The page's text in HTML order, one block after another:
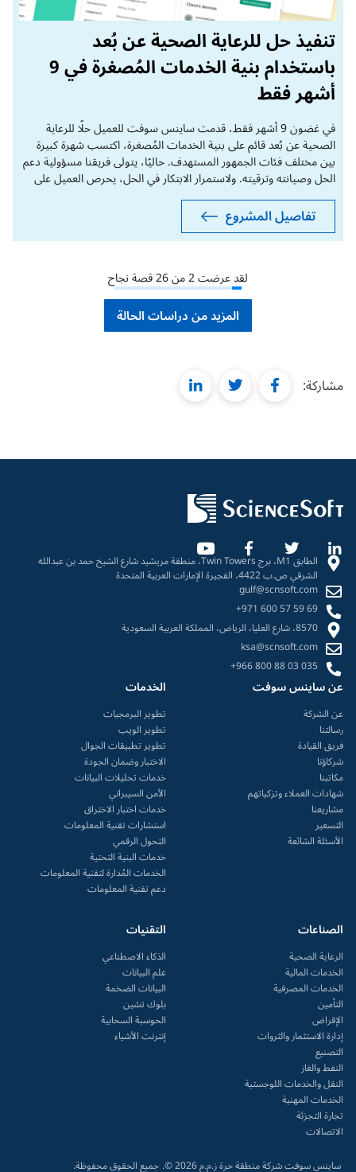
تنفيذ حل للرعاية الصحية عن بُعد
باستخدام بنية الخدمات المُصغرة في 9
أشهر فقط
في غضون 9 أشهر فقط، قدمت ساينس سوفت للعميل حلًا للرعاية
الصحية عن بُعد قائم على بنية الخدمات المُصغرة، اكتسب شهرة كبيرة
بين مختلف فئات الجمهور المستهدف. حاليًا، يتولى فريقنا مسؤولية دعم
الحل وصيانته وترقيته. ولاستمرار الابتكار في الحل، يحرص العميل على
تقديم اقتراحات لميزات جديدة، معتمدًا على ساينس سوفت في تنفيذها.
فعلى سبيل المثال، نفَّذنا مؤخرًا ميزة التسجيل الذاتي للمرضى.
تفاصيل المشروع
لقد عرضت2من26قصة نجاح
المزيد من دراسات الحالة
مشاركة: facebook
twitter
linkedin
الطابق M1، برج Twin Towers، منطقة مريشيد شارع الشيخ حمد بن عبدالله
الشرقي ص.ب 4422، الفجيرة الإمارات العربية المتحدة
gulf@scnsoft.com
+971 600 57 59 69
8570، شارع العليا، الرياض، المملكة العربية السعودية
ksa@scnsoft.com
+966 800 88 03 035
عن ساينس سوفت
عن الشركة
رسالتنا
فريق القيادة
شركاؤنا
مكاتبنا
شهادات العملاء وتزكياتهم
مشاريعنا
التسعير
الأسئلة الشائعة
الخدمات
تطوير البرمجيات
تطوير الويب
تطوير تطبيقات الجوال
الاختبار وضمان الجودة
خدمات تحليلات البيانات
الأمن السيبراني
خدمات اختبار الاختراق
استشارات تقنية المعلومات
التحول الرقمي
خدمات البنية التحتية
الخدمات المُدارة لتقنية المعلومات
دعم تقنية المعلومات
الصناعات
الرعاية الصحية
الخدمات المالية
الخدمات المصرفية
التأمين
الإقراض
إدارة الاستثمار والثروات
التصنيع
النفط والغاز
النقل والخدمات اللوجستية
الخدمات المهنية
تجارة التجزئة
الاتصالات
التقنيات
الذكاء الاصطناعي
علم البيانات
البيانات الضخمة
بلوك تشين
الحوسبة السحابية
إنترنت الأشياء
ساينس سوفت شركة منطقة حرة ز.م.م 2026 ©. جميع الحقوق محفوظة.